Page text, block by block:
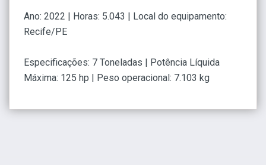
Ano: 2022 | Horas: 5.043 | Local do equipamento:
Recife/PE
Especificações: 7 Toneladas | Potência Líquida
Máxima: 125 hp | Peso operacional: 7.103 kg